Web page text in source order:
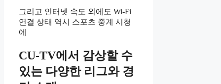
그리고 인터넷 속도 외에도 Wi-Fi
연결 상태 역시 스포츠 중계 시청
에
CU-TV에서 감상할 수
있는 다양한 리그와 경